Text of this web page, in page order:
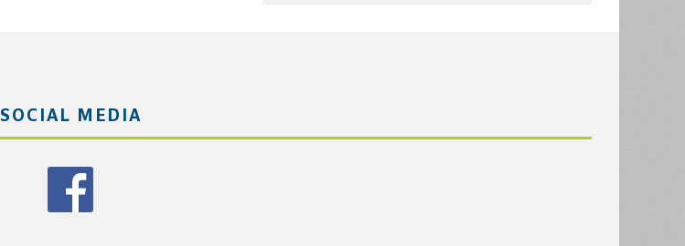
SOCIAL MEDIA